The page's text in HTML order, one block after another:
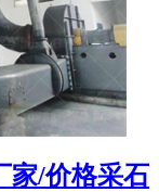
家/价格采石